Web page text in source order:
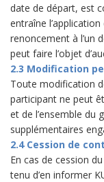
date de départ, est
entraîne
renoncement à l’un
peut faire l’objet
2.3 Modification
Toute modification
participant ne peut
et de l’ensemble du
supplémentaires
2.4 Cession de
En cas de cession
tenu d’en informer